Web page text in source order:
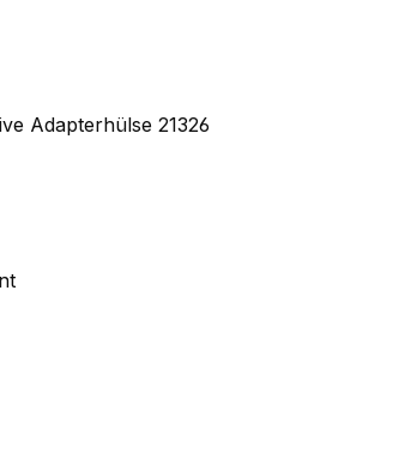
Adapterhülse 21326